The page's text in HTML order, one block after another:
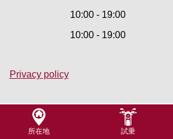
10:00 - 19:00
10:00 - 19:00
Privacy policy
所在地 試乗